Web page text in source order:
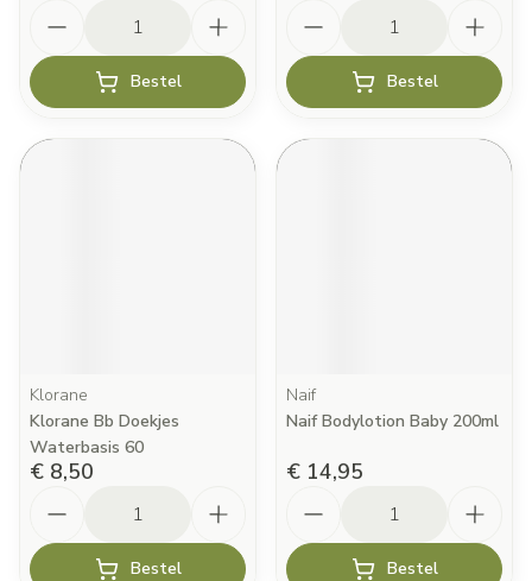
Bestel Bestel
Klorane
Klorane Bb Doekjes
Waterbasis 60
€ 8,50
Bestel
Naif
Naif Bodylotion Baby 200ml
€ 14,95
Bestel